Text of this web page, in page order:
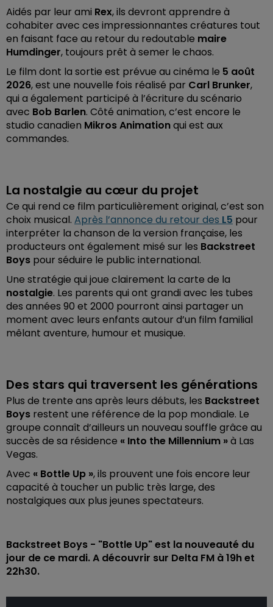
Aidés par leur ami Rex, ils devront apprendre à
cohabiter avec ces impressionnantes créatures tout
en faisant face au retour du redoutable maire
Humdinger, toujours prêt à semer le chaos.
Le film dont la sortie est prévue au cinéma le 5 août
2026, est une nouvelle fois réalisé par Carl Brunker,
qui a également participé à l’écriture du scénario
avec Bob Barlen. Côté animation, c’est encore le
studio canadien Mikros Animationqui est aux
commandes.
La nostalgie au cœur du projet
Ce qui rend ce film particulièrement original, c’est son
choix musical. Après l’annonce du retour des L5 pour
interpréter la chanson de la version française, les
producteurs ont également misé sur les Backstreet
Boys pour séduire le public international.
Une stratégie qui joue clairement la carte de la
nostalgie. Les parents qui ont grandi avec les tubes
des années 90 et 2000 pourront ainsi partager un
moment avec leurs enfants autour d’un film familial
mêlant aventure, humour et musique.
Des stars qui traversent les générations
Plus de trente ans après leurs débuts, les Backstreet
Boys restent une référence de la pop mondiale. Le
groupe connaît d’ailleurs un nouveau souffle grâce au
succès de sa résidence « Into the Millennium »à Las
Vegas.
Avec « Bottle Up », ils prouvent une fois encore leur
capacité à toucher un public très large, des
nostalgiques aux plus jeunes spectateurs.
Backstreet Boys - "Bottle Up" est la nouveauté du
jour de ce mardi. A découvrir sur Delta FM à 19h et
22h30.